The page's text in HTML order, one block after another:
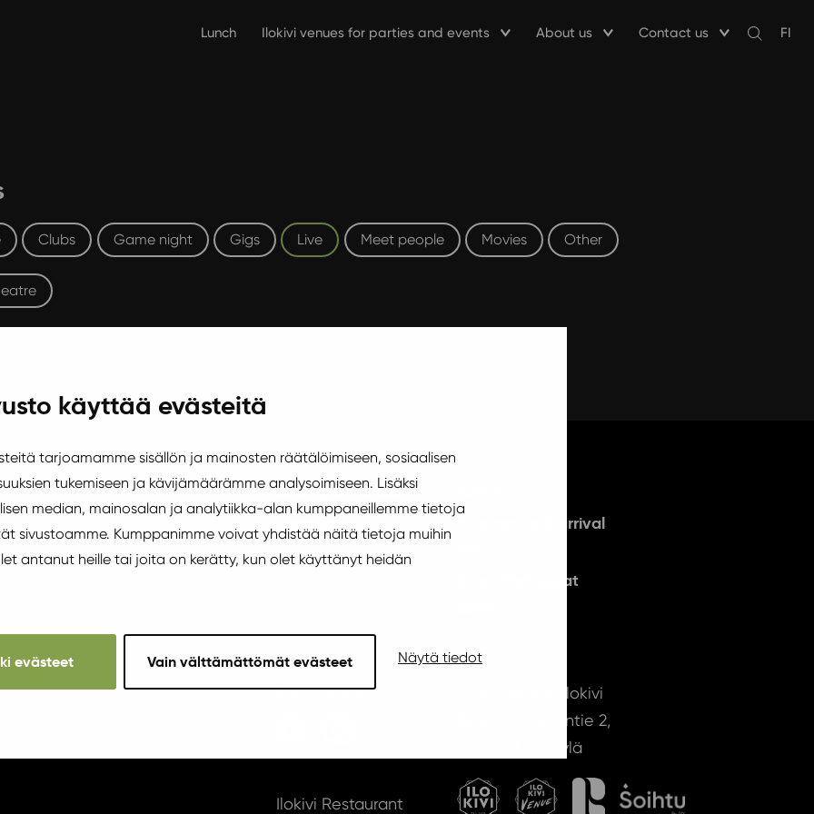
käyttää evästeitä
tarjoamamme sisällön ja mainosten räätälöimiseen, sosiaalisen
tukemiseen ja kävijämäärämme analysoimiseen. Lisäksi
median, mainosalan ja analytiikka-alan kumppaneillemme tietoja
sivustoamme. Kumppanimme voivat yhdistää näitä tietoja muihin
antanut heille tai joita on kerätty, kun olet käyttänyt heidän
evästeet Vain välttämättömät evästeet Näytä tiedot
Lunch Ilokivi venues for parties and events About us Contact us
Avaa
FI
Clubs Game night Gigs Live Meet people Movies Other
Restaurant Ilokivi
Contact us
Contact and arrival
Event Venues at
Ilokivi Venue
Ilokivi Restaurant
Ylioppilastalo Ilokivi
Keskussairaalantie 2,
40600 Jyväskylä